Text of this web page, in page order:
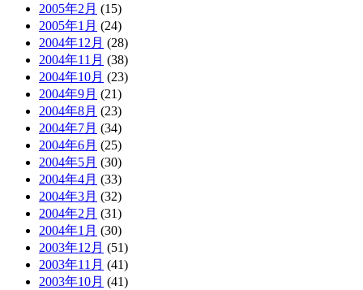
2005年2月 (15)
2005年1月 (24)
2004年12月 (28)
2004年11月 (38)
2004年10月 (23)
2004年9月 (21)
2004年8月 (23)
2004年7月 (34)
2004年6月 (25)
2004年5月 (30)
2004年4月 (33)
2004年3月 (32)
2004年2月 (31)
2004年1月 (30)
2003年12月 (51)
2003年11月 (41)
2003年10月 (41)